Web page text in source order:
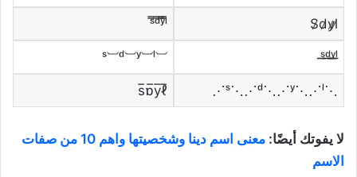
S̷d̷y̷l̷
̶ˢ̶̶ᵈ̶̶ʸ̶̶ˡ̶
⏡ˢ⏡ᵈ⏡ʸ⏡ˡ
⋰ˢ⋱⋰ᵈ⋱⋰ʸ⋱⋰ˡ⋱
لا يفوتك أيضًا:
معنى اسم دينا وشخصيتها واهم 10 من صفات
الاسم